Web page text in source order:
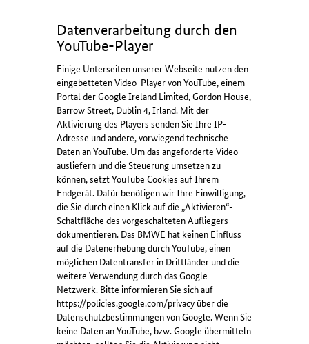
Datenverarbeitung durch den
YouTube-Player
Einige Unterseiten unserer Webseite nutzen den
eingebetteten Video-Player von YouTube, einem
Portal der Google Ireland Limited, Gordon House,
Barrow Street, Dublin 4, Irland. Mit der
Aktivierung des Players senden Sie Ihre IP-
Adresse und andere, vorwiegend technische
Daten an YouTube. Um das angeforderte Video
ausliefern und die Steuerung umsetzen zu
können, setzt YouTube Cookies auf Ihrem
Endgerät. Dafür benötigen wir Ihre Einwilligung,
die Sie durch einen Klick auf die „Aktivieren“-
Schaltfläche des vorgeschalteten Aufliegers
dokumentieren. Das BMWE hat keinen Einfluss
auf die Datenerhebung durch YouTube, einen
möglichen Datentransfer in Drittländer und die
weitere Verwendung durch das Google-
Netzwerk. Bitte informieren Sie sich auf
https://policies.google.com/privacy über die
Datenschutzbestimmungen von Google. Wenn Sie
keine Daten an YouTube, bzw. Google übermitteln